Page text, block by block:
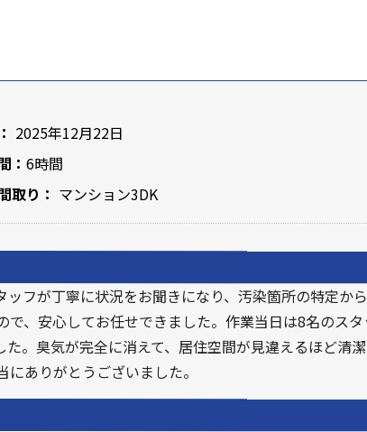
2025年12月22日
： 6時間
取り： マンション3DK
フが丁寧に状況をお聞きになり、汚染箇所の特定から
、安心してお任せできました。作業当日は8名のスタ
。臭気が完全に消えて、居住空間が見違えるほど清
ありがとうございました。